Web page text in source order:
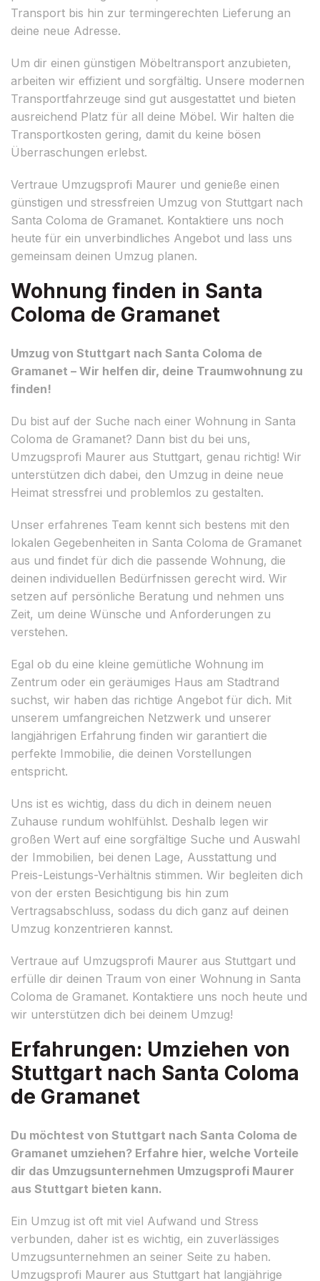
Transport bis hin zur termingerechten Lieferung an
deine neue Adresse.
Um dir einen günstigen Möbeltransport anzubieten,
arbeiten wir effizient und sorgfältig. Unsere modernen
Transportfahrzeuge sind gut ausgestattet und bieten
ausreichend Platz für all deine Möbel. Wir halten die
Transportkosten gering, damit du keine bösen
Überraschungen erlebst.
Vertraue Umzugsprofi Maurer und genieße einen
günstigen und stressfreien Umzug von Stuttgart nach
Santa Coloma de Gramanet. Kontaktiere uns noch
heute für ein unverbindliches Angebot und lass uns
gemeinsam deinen Umzug planen.
Wohnung finden in Santa
Coloma de Gramanet
Umzug von Stuttgart nach Santa Coloma de
Gramanet – Wir helfen dir, deine Traumwohnung zu
finden!
Du bist auf der Suche nach einer Wohnung in Santa
Coloma de Gramanet? Dann bist du bei uns,
Umzugsprofi Maurer aus Stuttgart, genau richtig! Wir
unterstützen dich dabei, den Umzug in deine neue
Heimat stressfrei und problemlos zu gestalten.
Unser erfahrenes Team kennt sich bestens mit den
lokalen Gegebenheiten in Santa Coloma de Gramanet
aus und findet für dich die passende Wohnung, die
deinen individuellen Bedürfnissen gerecht wird. Wir
setzen auf persönliche Beratung und nehmen uns
Zeit, um deine Wünsche und Anforderungen zu
verstehen.
Egal ob du eine kleine gemütliche Wohnung im
Zentrum oder ein geräumiges Haus am Stadtrand
suchst, wir haben das richtige Angebot für dich. Mit
unserem umfangreichen Netzwerk und unserer
langjährigen Erfahrung finden wir garantiert die
perfekte Immobilie, die deinen Vorstellungen
entspricht.
Uns ist es wichtig, dass du dich in deinem neuen
Zuhause rundum wohlfühlst. Deshalb legen wir
großen Wert auf eine sorgfältige Suche und Auswahl
der Immobilien, bei denen Lage, Ausstattung und
Preis-Leistungs-Verhältnis stimmen. Wir begleiten dich
von der ersten Besichtigung bis hin zum
Vertragsabschluss, sodass du dich ganz auf deinen
Umzug konzentrieren kannst.
Vertraue auf Umzugsprofi Maurer aus Stuttgart und
erfülle dir deinen Traum von einer Wohnung in Santa
Coloma de Gramanet. Kontaktiere uns noch heute und
wir unterstützen dich bei deinem Umzug!
Erfahrungen: Umziehen von
Stuttgart nach Santa Coloma
de Gramanet
Du möchtest von Stuttgart nach Santa Coloma de
Gramanet umziehen? Erfahre hier, welche Vorteile
dir das Umzugsunternehmen Umzugsprofi Maurer
aus Stuttgart bieten kann.
Ein Umzug ist oft mit viel Aufwand und Stress
verbunden, daher ist es wichtig, ein zuverlässiges
Umzugsunternehmen an seiner Seite zu haben.
Umzugsprofi Maurer aus Stuttgart hat langjährige